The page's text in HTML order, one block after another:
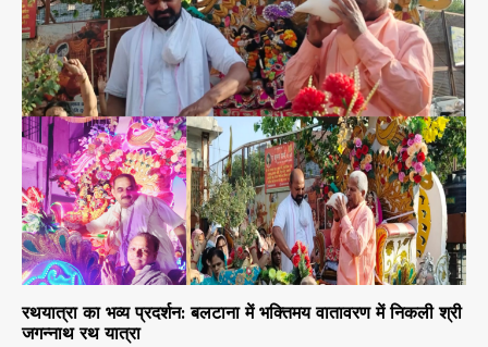
रथयात्रा का भव्य प्रदर्शन: बलटाना में भक्तिमय वातावरण में निकली श्री
जगन्नाथ रथ यात्रा